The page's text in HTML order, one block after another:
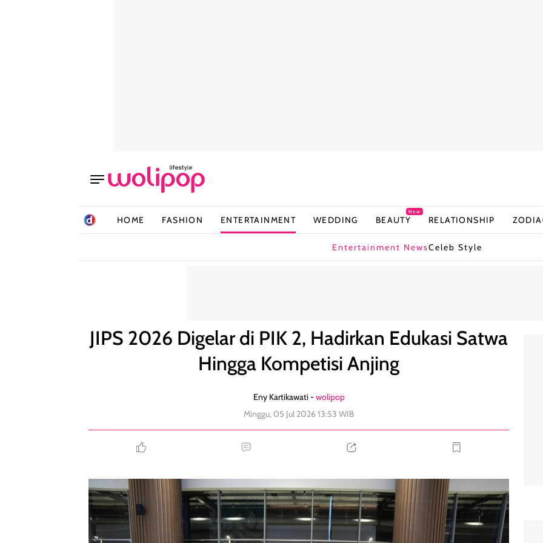
HOME FASHION ENTERTAINMENT WEDDING BEAUTY
New
RELATIONSHIP
Entertainment NewsCeleb Style
JIPS 2026 Digelar di PIK 2, Hadirkan Edukasi Satwa
Hingga Kompetisi Anjing
Eny Kartikawati -wolipop
Minggu, 05 Jul 2026 13:53 WIB